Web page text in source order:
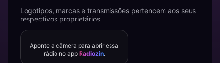
Logotipos, marcas e transmissões pertencem aos seus
respectivos proprietários.
Aponte a câmera para abrir essa
rádio no app Radiozin.